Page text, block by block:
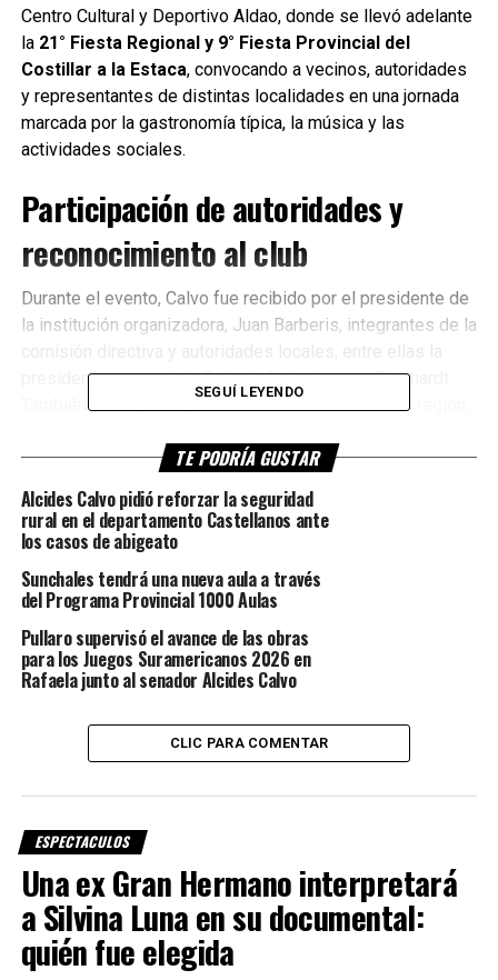
Centro Cultural y Deportivo Aldao, donde se llevó adelante
la 21° Fiesta Regional y 9° Fiesta Provincial del
Costillar a la Estaca, convocando a vecinos, autoridades
y representantes de distintas localidades en una jornada
marcada por la gastronomía típica, la música y las
actividades sociales.
Participación de autoridades y
reconocimiento al club
Durante el evento, Calvo fue recibido por el presidente de
la institución organizadora, Juan Barberis, integrantes de la
presidenta comunal de Colonia Aldao, Lorena Eberhardt.
También participaron presidentes comunales de la región,
un aporte destinado a colaborar con la organización del
evento y además reconoció al Club Deportivo Aldao por la
Departamento Castellanos 2026.
Tradición, identidad y trabajo
institucional
Desde la organización destacaron que este tipo de
celebraciones permiten fortalecer el trabajo de las
subcomisiones del club.
Calvo remarcó la importancia de estos encuentros para la
región y felicitó a quienes hicieron posible una nueva
edición de la fiesta.
SEGUÍ LEYENDO
TE PODRÍA GUSTAR
Alcides Calvo pidió reforzar la seguridad
rural en el departamento Castellanos ante
los casos de abigeato
Sunchales tendrá una nueva aula a través
del Programa Provincial 1000 Aulas
Pullaro supervisó el avance de las obras
para los Juegos Suramericanos 2026 en
Rafaela junto al senador Alcides Calvo
CLIC PARA COMENTAR
ESPECTACULOS
Una ex Gran Hermano interpretará
a Silvina Luna en su documental:
quién fue elegida